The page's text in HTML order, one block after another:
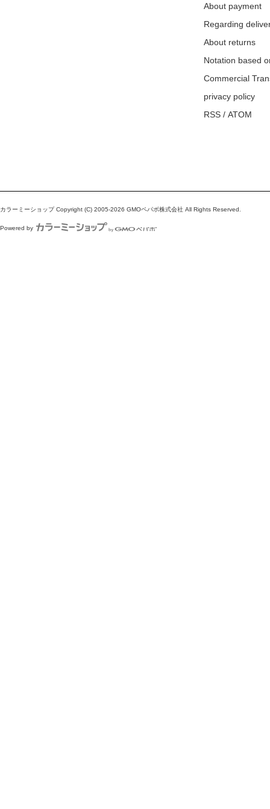
About payment
Regarding
About returns
Notation based
Commercial
privacy policy
RSS / ATOM
カラーミーショップCopyright (C) 2005-2026 GMOペパボ株式会社 All Rights Reserved.
Powered by